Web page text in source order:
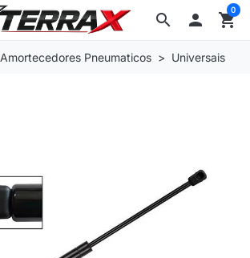
search  shopping_cart
0
Amortecedores Pneumaticos Universais